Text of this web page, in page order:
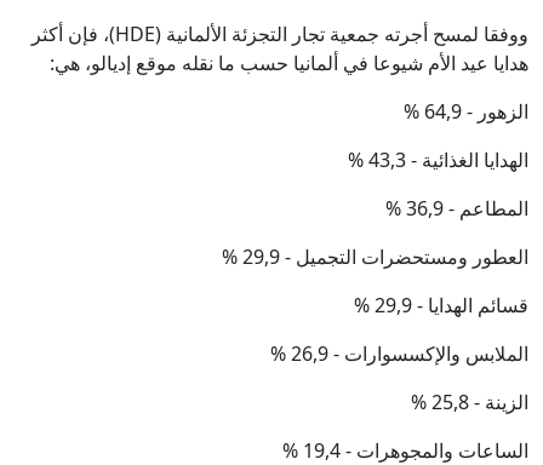
ووفقا لمسح أجرته جمعية تجار التجزئة الألمانية (HDE)، فإن أكثر
هدايا عيد الأم شيوعا في ألمانيا حسب ما نقله موقع إديالو، هي:
الزهور - 64,9 %
الهدايا الغذائية - 43,3 %
المطاعم - 36,9 %
العطور ومستحضرات التجميل - 29,9 %
قسائم الهدايا - 29,9 %
الملابس والإكسسوارات - 26,9 %
الزينة - 25,8 %
الساعات والمجوهرات - 19,4 %